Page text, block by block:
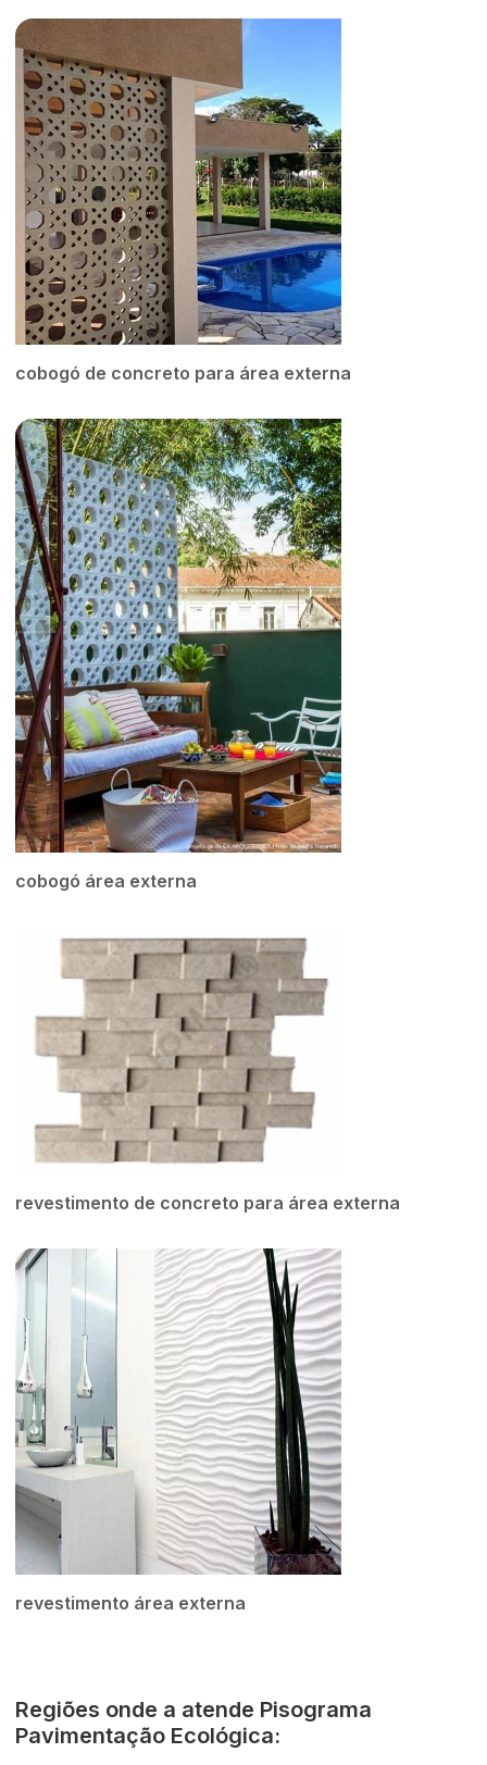
cobogó de concreto para área externa
cobogó área externa
revestimento de concreto para área externa
revestimento área externa
Regiões onde a atende Pisograma
Pavimentação Ecológica: